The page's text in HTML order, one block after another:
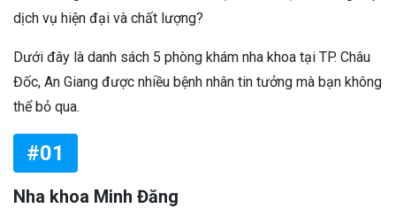
dịch vụ hiện đại và chất lượng?
Dưới đây là danh sách 5 phòng khám nha khoa tại TP. Châu
Đốc, An Giang được nhiều bệnh nhân tin tưởng mà bạn không
thể bỏ qua.
#01
Nha khoa Minh Đăng